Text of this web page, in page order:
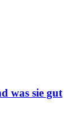
was sie gut